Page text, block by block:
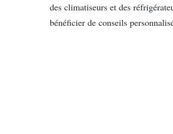
des climatiseurs et des
bénéficier de conseils